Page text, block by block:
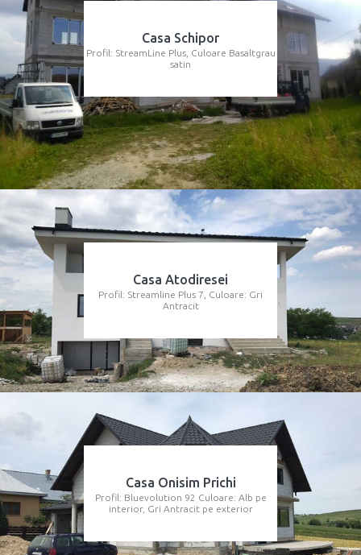
Casa Schipor
Profil: StreamLine Plus, Culoare Basaltgrau
satin
Casa Atodiresei
Profil: Streamline Plus 7, Culoare: Gri
Antracit
Casa Onisim Prichi
Profil: Bluevolution 92 Culoare: Alb pe
interior, Gri Antracit pe exterior